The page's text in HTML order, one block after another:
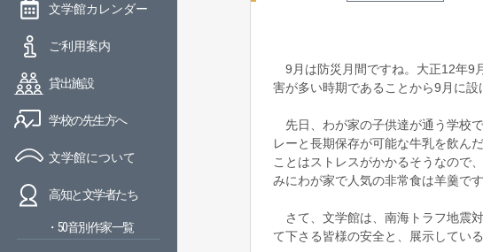
文学館カレンダー
ご利用案内
貸出施設
学校の先生方へ
文学館について
高知と文学者たち
・50音別作家一覧
9月は防災月間ですね。大正12年9
害が多い時期であることから9月に設
先日、わが家の子供達が通う学校
レーと長期保存が可能な牛乳を飲ん
ことはストレスがかかるそうなので
みにわが家で人気の非常食は羊羹で
さて、文学館は、南海トラフ地震
て下さる皆様の安全と、展示してい